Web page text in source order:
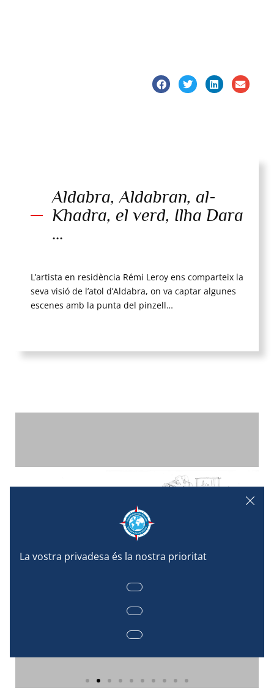
Aldabra, Aldabran, al-
Khadra, el verd, Ilha Dara
...
L’artista en residència Rémi Leroy ens comparteix la
seva visió de l’atol d’Aldabra, on va captar algunes
escenes amb la punta del pinzell…